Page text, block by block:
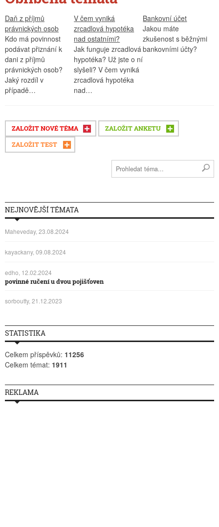
Daň z příjmů
právnických osob
Kdo má povinnost
podávat přiznání k
dani z příjmů
právnických osob?
Jaký rozdíl v
případě…
V čem vyniká
zrcadlová hypotéka
nad ostatními?
Jak funguje zrcadlová
hypotéka? Už jste o ní
slyšeli? V čem vyniká
zrcadlová hypotéka
nad…
Bankovní účet
Jakou máte
zkušenost s běžnými
bankovními účty?
ZALOŽIT NOVÉ TÉMA ZALOŽIT ANKETU
ZALOŽIT TEST
NEJNOVĚJŠÍ TÉMATA
Maheveday, 23.08.2024
kayackany, 09.08.2024
edho, 12.02.2024
povinné ručení u dvou pojišťoven
sorboutty, 21.12.2023
STATISTIKA
Celkem příspěvků: 11256
Celkem témat: 1911
REKLAMA